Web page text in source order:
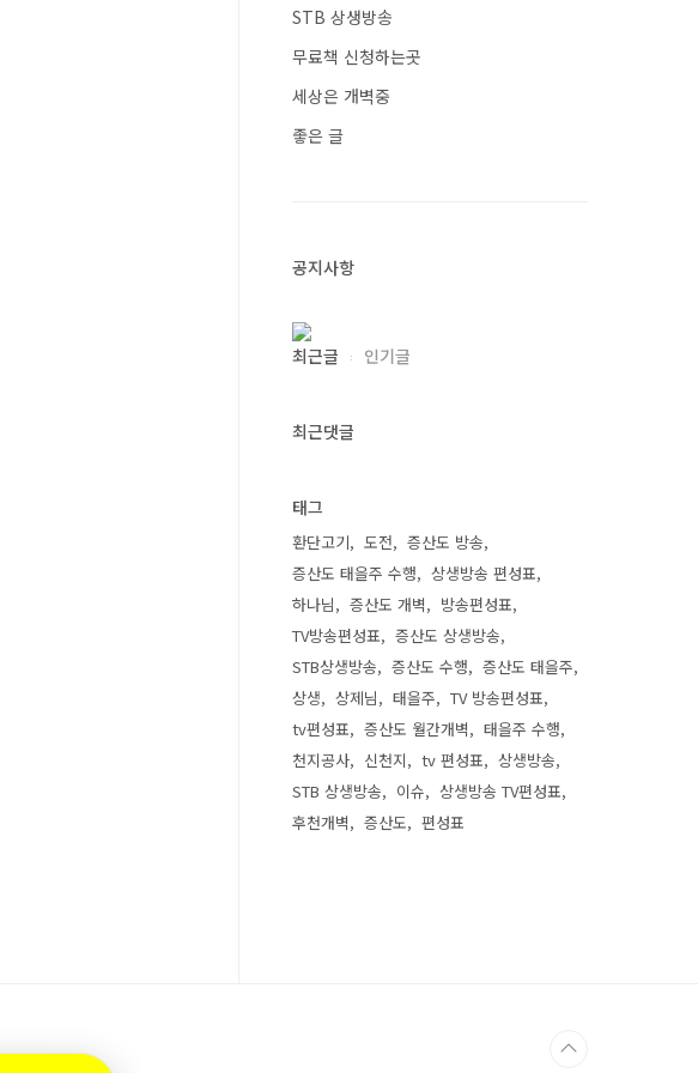
STB 상생방송
무료책 신청하는곳
세상은 개벽중
좋은 글
공지사항
최근글 인기글
최근댓글
태그
환단고기 도전
증산도 방송
증산도 태을주 수행
상생방송 편성표
하나님
증산도 개벽
방송편성표
TV방송편성표
증산도 상생방송
STB상생방송
증산도 수행
증산도 태을주
상생
상제님 태을주
TV 방송편성표
tv편성표
증산도 월간개벽
태을주 수행
천지공사
신천지 tv 편성표
상생방송
STB 상생방송
이슈
상생방송 TV편성표
후천개벽
증산도 편성표